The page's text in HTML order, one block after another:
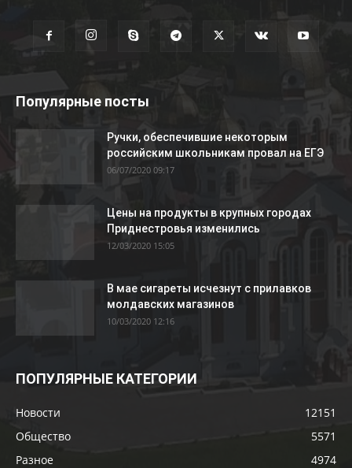
Популярные посты
Ручки, обеспечившие некоторым
российским школьникам провал на ЕГЭ
06/07/2020 09:17
Цены на продукты в крупных городах
Приднестровья изменились
12/03/2020 15:05
В мае сигареты исчезнут с прилавков
молдавских магазинов
10/03/2020 12:16
ПОПУЛЯРНЫЕ КАТЕГОРИИ
Новости
12151
Общество
5571
Разное
4974